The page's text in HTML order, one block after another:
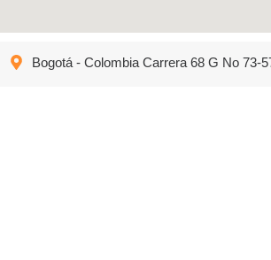
Bogotá - Colombia Carrera 68 G No 73-